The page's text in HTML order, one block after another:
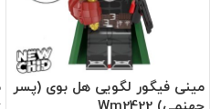
مینی فیگور لگویی هل بوی (پسر